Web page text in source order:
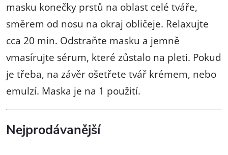
masku konečky prstů na oblast celé tváře,
směrem od nosu na okraj obličeje. Relaxujte
cca 20 min. Odstraňte masku a jemně
vmasírujte sérum, které zůstalo na pleti. Pokud
je třeba, na závěr ošetřete tvář krémem, nebo
emulzí. Maska je na 1 použití.
Nejprodávanější